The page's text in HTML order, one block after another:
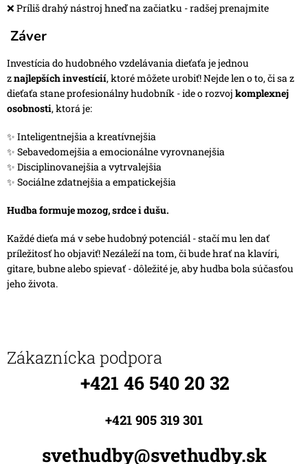
❌ Príliš drahý nástroj hneď na začiatku - radšej prenajmite
Záver
Investícia do hudobného vzdelávania dieťaťa je jednou
znajlepších investícií, ktoré môžete urobiť! Nejde len o to, či sa z
dieťaťa stane profesionálny hudobník - ide o rozvoj komplexnej
osobnosti, ktorá je:
✨ Inteligentnejšia a kreatívnejšia
✨ Sebavedomejšia a emocionálne vyrovnanejšia
✨ Disciplinovanejšia a vytrvalejšia
✨ Sociálne zdatnejšia a empatickejšia
Hudba formuje mozog, srdce i dušu.
Každé dieťa má v sebe hudobný potenciál - stačí mu len dať
príležitosť ho objaviť! Nezáleží na tom, či bude hrať na klavíri,
gitare, bubne alebo spievať - dôležité je, aby hudba bola súčasťou
jeho života.
Zákaznícka podpora
+421 46 540 20 32
+421 905 319 301
svethudby@svethudby.sk